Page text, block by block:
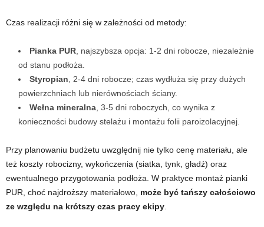
Czas realizacji różni się w zależności od metody:
Pianka PUR, najszybsza opcja: 1-2 dni robocze, niezależnie
od stanu podłoża.
Styropian, 2-4 dni robocze; czas wydłuża się przy dużych
powierzchniach lub nierównościach ściany.
Wełna mineralna, 3-5 dni roboczych, co wynika z
konieczności budowy stelażu i montażu folii paroizolacyjnej.
Przy planowaniu budżetu uwzględnij nie tylko cenę materiału, ale
też koszty robocizny, wykończenia (siatka, tynk, gładź) oraz
ewentualnego przygotowania podłoża. W praktyce montaż pianki
PUR, choć najdroższy materiałowo, może być tańszy całościowo
ze względu na krótszy czas pracy ekipy.